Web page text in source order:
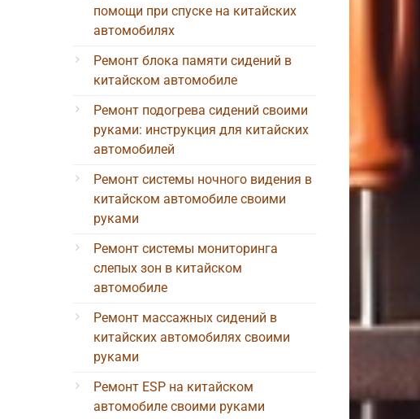
помощи при спуске на китайских
автомобилях
Ремонт блока памяти сидений в
китайском автомобиле
Ремонт подогрева сидений своими
руками: инструкция для китайских
автомобилей
Ремонт системы ночного видения в
китайском автомобиле своими
руками
Ремонт системы мониторинга
слепых зон в китайском
автомобиле
Ремонт массажных сидений в
китайских автомобилях своими
руками
Ремонт ESP на китайском
автомобиле своими руками